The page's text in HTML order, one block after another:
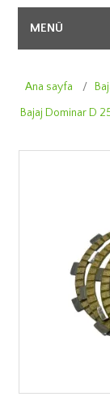
MENÜ
Ana sayfa /
Bajaj Dominar D